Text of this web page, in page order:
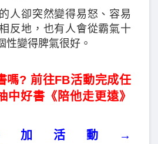
人卻突然變得易怒、容易
反地，也有人會從霸氣十
性變得脾氣很好。
嗎? 前往FB活動完成任
中好書《陪他走更遠》
加活動→